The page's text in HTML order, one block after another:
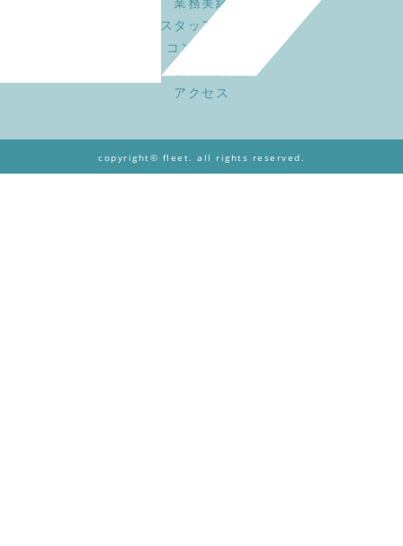
スタッフ募集
コンセプト
アクセス
copyright© fleet. all rights reserved.